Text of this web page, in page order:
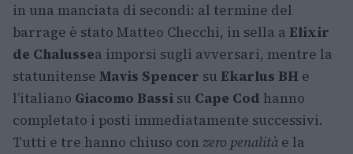
in una manciata di secondi: al termine del
barrage è stato Matteo Checchi, in sella a Elixir
de Chalussea imporsi sugli avversari, mentre la
statunitense Mavis Spencer su Ekarlus BH e
l’italiano Giacomo Bassi su Cape Cod hanno
completato i posti immediatamente successivi.
Tutti e tre hanno chiuso con zero penalità e la